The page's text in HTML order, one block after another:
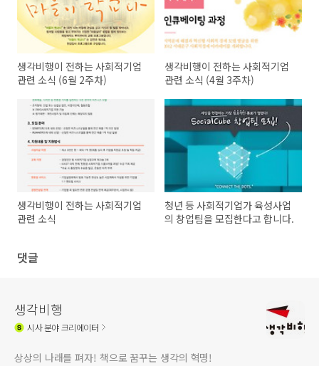
생각비행이 전하는 사회적기업
관련 소식 (6월 2주차)
생각비행이 전하는 사회적기업
관련 소식 (4월 3주차)
생각비행이 전하는 사회적기업
관련 소식
청년 등 사회적기업가 육성사업
의 창업팀을 모집한다고 합니다.
댓글
생각비행
시사분야 크리에이터
상상의 나래를 펴자! 책으로 꿈꾸는 생각의 혁명!